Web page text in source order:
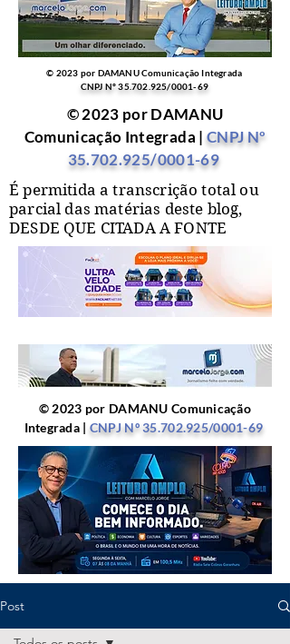
© 2023 por DAMANU Comunicação Integrada
CNPJ Nº35.702.925/0001-69
© 2023 por DAMANU
Comunicação Integrada | CNPJ Nº
35.702.925/0001-69
É permitida a transcrição total ou
parcial das matérias deste blog,
DESDE QUE CITADA A FONTE
© 2023 por DAMANU Comunicação
Integrada | CNPJ Nº35.702.925/0001-69
Post